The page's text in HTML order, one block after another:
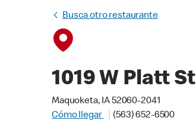
Busca otro restaurante
1019 W Platt St
Maquoketa, IA 52060-2041
Cómo llegar
(563) 652-6500